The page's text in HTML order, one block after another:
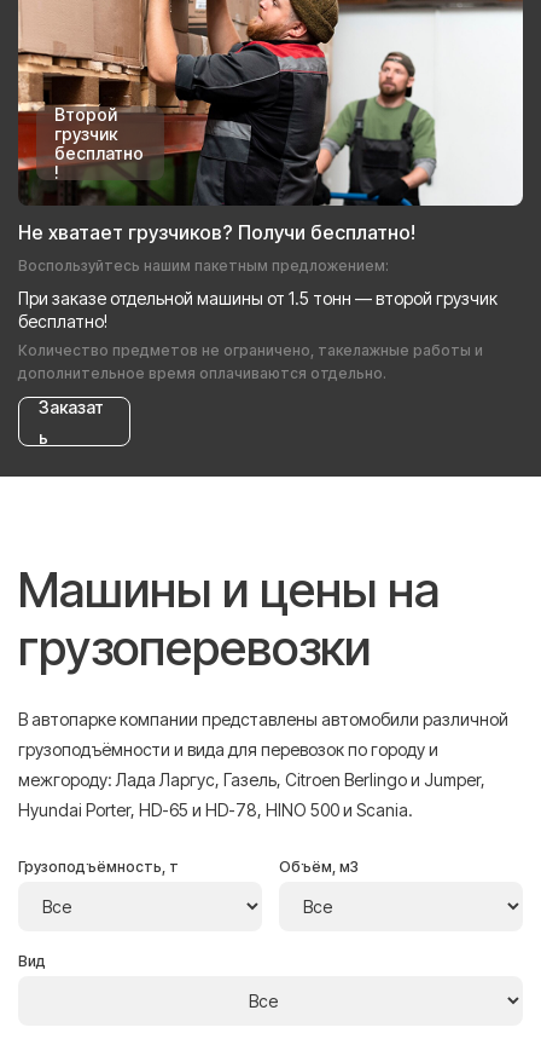
Второй
грузчик
бесплатно
!
Не хватает грузчиков? Получи бесплатно!
Воспользуйтесь нашим пакетным предложением:
При заказе отдельной машины от 1.5 тонн — второй грузчик
бесплатно!
Количество предметов не ограничено, такелажные работы и
дополнительное время оплачиваются отдельно.
Заказат
ь
Машины и цены на
грузоперевозки
В автопарке компании представлены автомобили различной
грузоподъёмности и вида для перевозок по городу и
межгороду: Лада Ларгус, Газель, Citroen Berlingo и Jumper,
Hyundai Porter, HD-65 и HD-78, HINO 500 и Scania.
Грузоподъёмность, т Объём, м3
Вид